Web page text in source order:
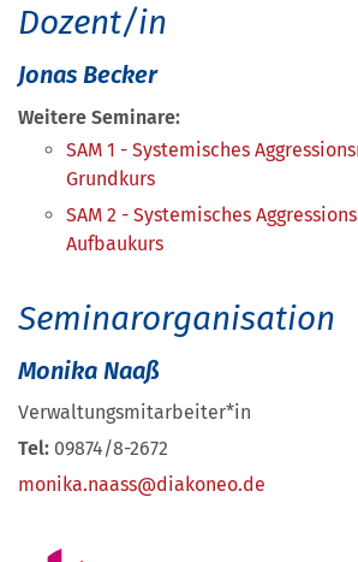
Dozent/in
Jonas Becker
Weitere Seminare:
SAM 1 - Systemisches
Grundkurs
SAM 2 - Systemisches
Aufbaukurs
Seminarorganisation
Monika Naaß
Verwaltungsmitarbeiter*in
Tel: 09874/8-2672
monika.naass@diakoneo.de